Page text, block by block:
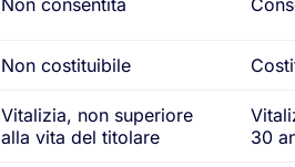
Non consentita
Non costituibile
Vitalizia, non superiore
alla vita del titolare
30